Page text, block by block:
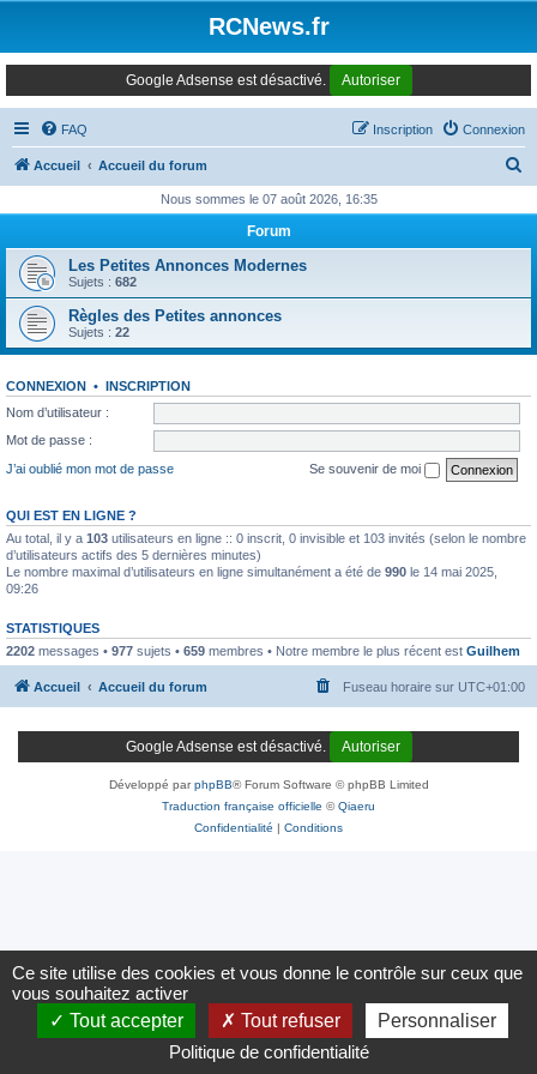
RCNews.fr
Google Adsense est désactivé. Autoriser
FAQ Connexion
Inscription
Accueil Accueil du forum
h
e
Nous sommes le 07 août 2026, 16:35
Forum
Les Petites Annonces Modernes
Sujets : 682
Règles des Petites annonces
Sujets : 22
CONNEXION • INSCRIPTION
Nom d’utilisateur :
Mot de passe :
J’ai oublié mon mot de passe
Se souvenir de moi
QUI EST EN LIGNE ?
Au total, il y a 103 utilisateurs en ligne :: 0 inscrit, 0 invisible et 103 invités (selon le nombre
d’utilisateurs actifs des 5 dernières minutes)
Le nombre maximal d’utilisateurs en ligne simultanément a été de 990 le 14 mai 2025,
09:26
STATISTIQUES
2202 messages • 977 sujets • 659 membres • Notre membre le plus récent est Guilhem
Accueil Accueil du forum Fuseau horaire sur UTC+01:00
Google Adsense est désactivé. Autoriser
Développé parphpBB® Forum Software © phpBB Limited
Traduction française officielle ©Qiaeru
Confidentialité | Conditions
Panneau de gestion des cookies
Ce site utilise des cookies et vous donne le contrôle sur ceux que
vous souhaitez activer
Tout accepter
Tout refuser
Personnaliser
Politique de confidentialité